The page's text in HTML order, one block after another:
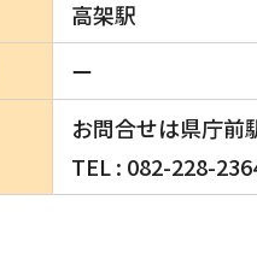
高架駅
ー
お問合せは県庁前
TEL : 082-228-